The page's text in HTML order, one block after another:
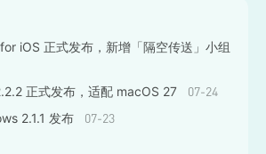
iOS 正式发布，新增「隔空传送」小组
正式发布，适配 macOS 27
07-24
2.1.1 发布
07-23